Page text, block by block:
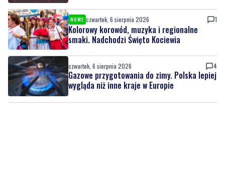
NOWE czwartek, 6 sierpnia 2026 1
Kolorowy korowód, muzyka i regionalne
smaki. Nadchodzi Święto Kociewia
czwartek, 6 sierpnia 2026 4
Gazowe przygotowania do zimy. Polska lepiej
wygląda niż inne kraje w Europie